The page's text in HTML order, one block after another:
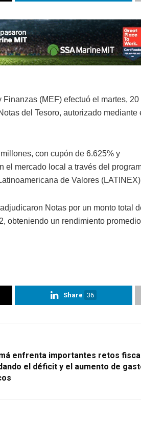
(MEF) efectuó el martes, 20
del Tesoro, autorizado mediante
con cupón de 6.625% y
el mercado local a través del
de Valores
Notas por un monto total
obteniendo un rendimiento promedio
Share 36
enfrenta importantes retos
el déficit y el aumento de